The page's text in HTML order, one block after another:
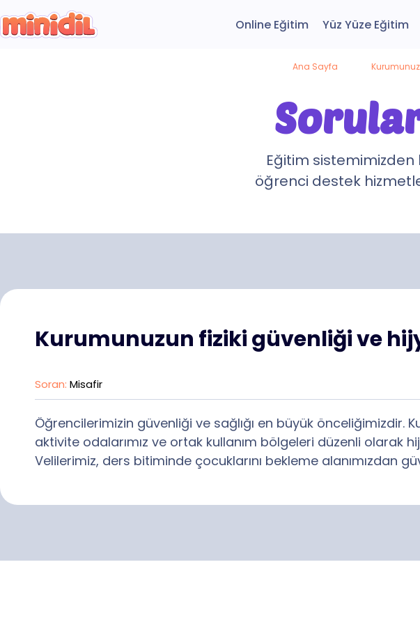
Online Eğitim Yüz Yüze Eğitim
Ana Sayfa
Eğitim
öğrenci destek
Kurumunuzun fiziki güvenliği ve
Soran: Misafir
Öğrencilerimizin güvenliği ve sağlığı en büyük önceliğimizdir.
aktivite odalarımız ve ortak kullanım bölgeleri düzenli
Velilerimiz, ders bitiminde çocuklarını bekleme alanımızdan